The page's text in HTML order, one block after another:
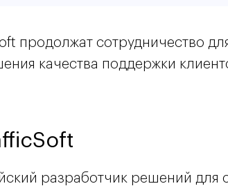
продолжат сотрудничество
качества поддержки
разработчик решений для